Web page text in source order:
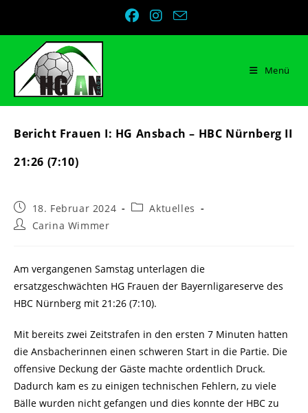
Menü
Bericht Frauen I: HG Ansbach – HBC Nürnberg II
21:26 (7:10)
Beitrag
veröffentlicht:
18. Februar 2024
Beitrags-
Aktuelles
Beitrags-
Carina Wimmer
Am vergangenen Samstag unterlagen die
ersatzgeschwächten HG Frauen der Bayernligareserve des
HBC Nürnberg mit 21:26 (7:10).
Mit bereits zwei Zeitstrafen in den ersten 7 Minuten hatten
die Ansbacherinnen einen schweren Start in die Partie. Die
offensive Deckung der Gäste machte ordentlich Druck.
Dadurch kam es zu einigen technischen Fehlern, zu viele
Bälle wurden nicht gefangen und dies konnte der HBC zu